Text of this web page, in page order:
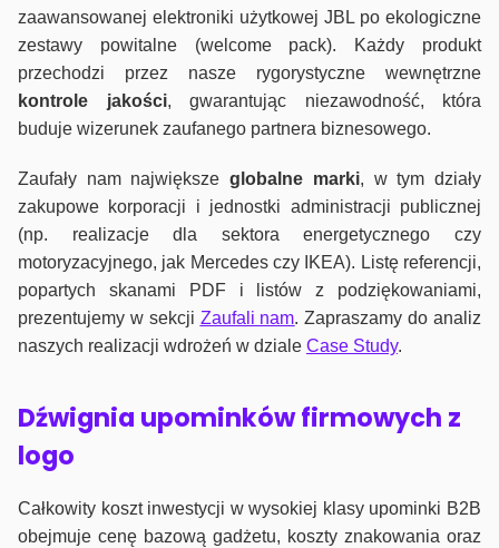
zaawansowanej elektroniki użytkowej JBL po ekologiczne
zestawy powitalne (welcome pack). Każdy produkt
przechodzi przez nasze rygorystyczne wewnętrzne
kontrole jakości, gwarantując niezawodność, która
buduje wizerunek zaufanego partnera biznesowego.
Zaufały nam największeglobalne marki, w tym działy
zakupowe korporacji i jednostki administracji publicznej
(np. realizacje dla sektora energetycznego czy
motoryzacyjnego, jak Mercedes czy IKEA). Listę referencji,
popartych skanami PDF i listów z podziękowaniami,
prezentujemy w sekcji Zaufali nam. Zapraszamy do analiz
naszych realizacji wdrożeń w dziale Case Study.
Dźwignia upominków firmowych z
logo
Całkowity koszt inwestycji w wysokiej klasy upominki B2B
obejmuje cenę bazową gadżetu, koszty znakowania oraz